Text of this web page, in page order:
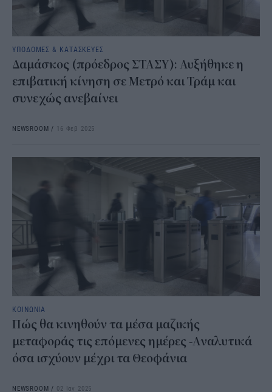
ΥΠΟΔΟΜΕΣ & ΚΑΤΑΣΚΕΥΕΣ
Δαμάσκος (πρόεδρος ΣΤΑΣΥ): Αυξήθηκε η
επιβατική κίνηση σε Μετρό και Τράμ και
συνεχώς ανεβαίνει
NEWSROOM / 16 Φεβ 2025
ΚΟΙΝΩΝΙΑ
Πώς θα κινηθούν τα μέσα μαζικής
μεταφοράς τις επόμενες ημέρες -Αναλυτικά
όσα ισχύουν μέχρι τα Θεοφάνια
NEWSROOM / 02 Ιαν 2025